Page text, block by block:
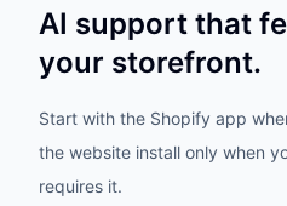
AI support that
your storefront.
Start with the Shopify app
the website install only when
requires it.